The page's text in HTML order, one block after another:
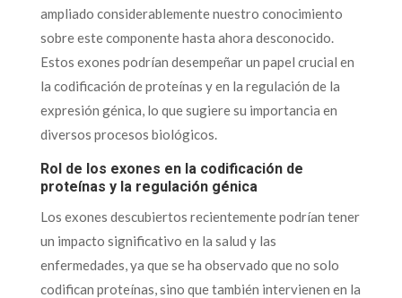
ampliado considerablemente nuestro conocimiento
sobre este componente hasta ahora desconocido.
Estos exones podrían desempeñar un papel crucial en
la codificación de proteínas y en la regulación de la
expresión génica, lo que sugiere su importancia en
diversos procesos biológicos.
Rol de los exones en la codificación de
proteínas y la regulación génica
Los exones descubiertos recientemente podrían tener
un impacto significativo en la salud y las
enfermedades, ya que se ha observado que no solo
codifican proteínas, sino que también intervienen en la